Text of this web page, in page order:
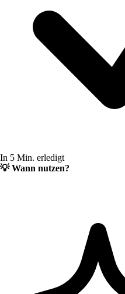
In 5 Min. erledigt
💡Wann nutzen?